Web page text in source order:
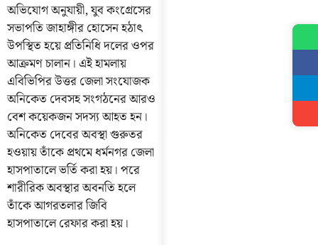
অভিযোগ অনুযায়ী, যুব কংগ্রেসের
সভাপতি জাহাঙ্গীর হোসেন হঠাৎ
উপস্থিত হয়ে প্রতিনিধি দলের ওপর
আক্রমণ চালান। এই হামলায়
এবিভিপির উত্তর জেলা সংযোজক
অনিকেত দেবসহ সংগঠনের আরও
বেশ কয়েকজন সদস্য আহত হন।
অনিকেত দেবের অবস্থা গুরুতর
হওয়ায় তাঁকে প্রথমে ধর্মনগর জেলা
হাসপাতালে ভর্তি করা হয়। পরে
শারীরিক অবস্থার অবনতি হলে
তাঁকে আগরতলার জিবি
হাসপাতালে রেফার করা হয়।